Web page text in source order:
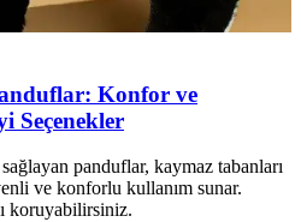
Konfor ve
Seçenekler
panduflar, kaymaz tabanları
ve konforlu kullanım sunar.
koruyabilirsiniz.